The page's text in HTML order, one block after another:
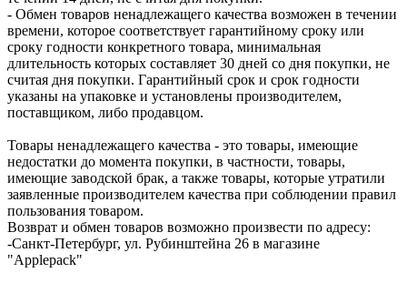
- Обмен товаров ненадлежащего качества возможен в течении
времени, которое соответствует гарантийному сроку или
сроку годности конкретного товара, минимальная
длительность которых составляет 30 дней со дня покупки, не
считая дня покупки. Гарантийный срок и срок годности
указаны на упаковке и установлены производителем,
поставщиком, либо продавцом.
Товары ненадлежащего качества - это товары, имеющие
недостатки до момента покупки, в частности, товары,
имеющие заводской брак, а также товары, которые утратили
заявленные производителем качества при соблюдении правил
пользования товаром.
Возврат и обмен товаров возможно произвести по адресу:
-Санкт-Петербург, ул. Рубинштейна 26 в магазине
"Applepack"